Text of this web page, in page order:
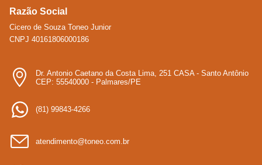
Razão Social
Cicero de Souza Toneo Junior
CNPJ 40161806000186
Dr. Antonio Caetano da Costa Lima, 251 CASA - Santo Antônio
CEP: 55540000 - Palmares/PE
(81) 99843-4266
atendimento@toneo.com.br